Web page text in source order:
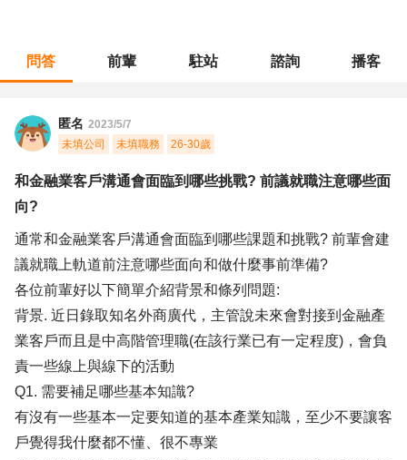
問答 前輩 駐站 諮詢 播客
匿名 2023/5/7
未填公司
未填職務 26-30歲
和金融業客戶溝通會面臨到哪些挑戰? 前議就職注意哪些面
向?
通常和金融業客戶溝通會面臨到哪些課題和挑戰? 前輩會建
議就職上軌道前注意哪些面向和做什麼事前準備?
各位前輩好以下簡單介紹背景和條列問題:
背景. 近日錄取知名外商廣代，主管說未來會對接到金融產
業客戶而且是中高階管理職(在該行業已有一定程度)，會負
責一些線上與線下的活動
Q1. 需要補足哪些基本知識?
有沒有一些基本一定要知道的基本產業知識，至少不要讓客
戶覺得我什麼都不懂、很不專業